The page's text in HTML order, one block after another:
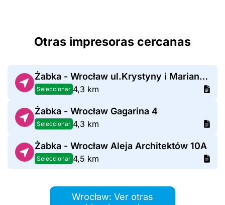
Otras impresoras cercanas
Żabka - Wrocław ul.Krystyny i Mariana Barskich 17
Seleccionar 4,3 km
Żabka - Wrocław Gagarina 4
Seleccionar 4,3 km
Żabka - Wrocław Aleja Architektów 10A
Seleccionar 4,5 km
Wrocław: Ver otras